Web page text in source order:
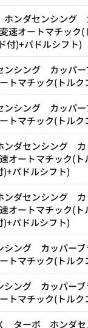
ダセンシング
速オートマチック
付)+パドルシフト)
シング カッパー
トマチック(トル
シング カッパー
トマチック(トル
センシング カ
オートマチック(
パドルシフト)
センシング カ
オートマチック(
パドルシフト)
ング カッパーブ
トマチック(トル
ング カッパーブ
トマチック(トル
ーボ ホンダセ